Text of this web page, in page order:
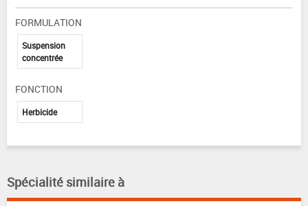
FORMULATION
Suspension
concentrée
FONCTION
Herbicide
Spécialité similaire à